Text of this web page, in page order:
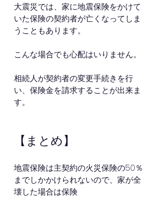
大震災では、家に地震保険をかけて
いた保険の契約者が亡くなってしま
うこともあります。
こんな場合でも心配はいりません。
相続人が契約者の変更手続きを行
い、保険金を請求することが出来ま
す。
【まとめ】
地震保険は主契約の火災保険の50％
までしかかけられないので、家が全
壊した場合は保険